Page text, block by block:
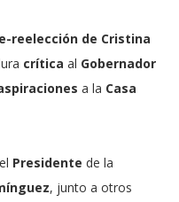
reelección de Cristina
crítica al Gobernador
a la Casa
Presidente de la
, junto a otros